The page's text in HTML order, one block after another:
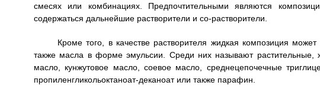
смесях или комбинациях. Предпочтительными являются
содержаться дальнейшие растворители и со-растворители.
Кроме того, в качестве растворителя жидкая композиция
также масла в форме эмульсии. Среди них называют растительные,
масло, кунжутовое масло, соевое масло, среднецепочечные
пропиленгликольоктаноат-деканоат или также парафин.